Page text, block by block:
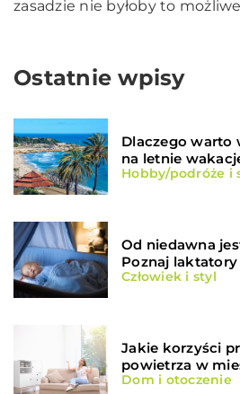
zasadzie nie byłoby to
Ostatnie wpisy
Dlaczego warto
na letnie
Hobby/podróże i
Od niedawna
Poznaj
Człowiek i styl
Jakie korzyści
powietrza w
Dom i otoczenie